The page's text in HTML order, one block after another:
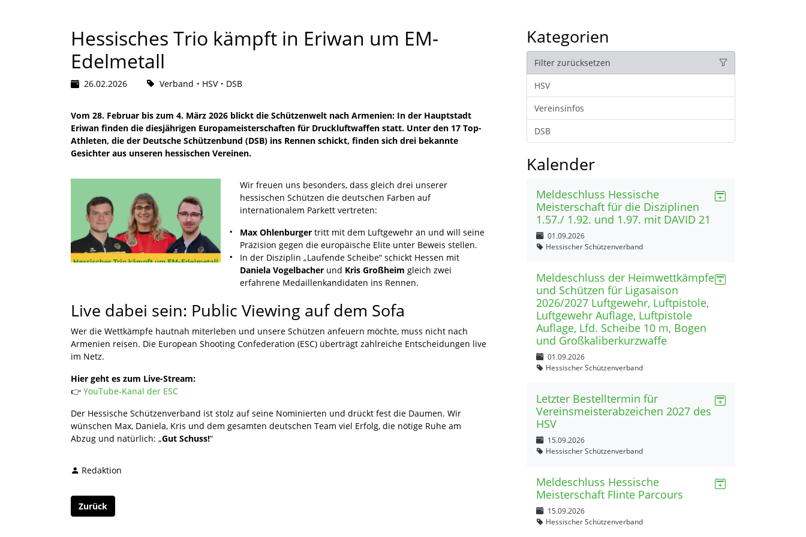
Hessisches Trio kämpft in Eriwan um EM-
Edelmetall
26.02.2026 Verband HSV DSB
Vom 28. Februar bis zum 4. März 2026 blickt die Schützenwelt nach Armenien: In der Hauptstadt
Eriwan finden die diesjährigen Europameisterschaften für Druckluftwaffen statt. Unter den 17 Top-
Athleten, die der Deutsche Schützenbund (DSB) ins Rennen schickt, finden sich drei bekannte
Gesichter aus unseren hessischen Vereinen.
Wir freuen uns besonders, dass gleich drei unserer
hessischen Schützen die deutschen Farben auf
internationalem Parkett vertreten:
Max Ohlenburger tritt mit dem Luftgewehr an und will seine
Präzision gegen die europäische Elite unter Beweis stellen.
In der Disziplin „Laufende Scheibe“ schickt Hessen mit
Daniela Vogelbacher und Kris Großheim gleich zwei
erfahrene Medaillenkandidaten ins Rennen.
Live dabei sein: Public Viewing auf dem Sofa
Wer die Wettkämpfe hautnah miterleben und unsere Schützen anfeuern möchte, muss nicht nach
Armenien reisen. Die European Shooting Confederation (ESC) überträgt zahlreiche Entscheidungen live
im Netz.
Hier geht es zum Live-Stream:
👉 YouTube-Kanal der ESC
Der Hessische Schützenverband ist stolz auf seine Nominierten und drückt fest die Daumen. Wir
wünschen Max, Daniela, Kris und dem gesamten deutschen Team viel Erfolg, die nötige Ruhe am
Abzug und natürlich: „Gut Schuss!“
Redaktion
Zurück
Kategorien
Filter zurücksetzen
HSV
Vereinsinfos
DSB
Kalender
Meldeschluss Hessische
Meisterschaft für die Disziplinen
1.57./ 1.92. und 1.97. mit DAVID 21
01.09.2026
Hessischer Schützenverband
Meldeschluss der Heimwettkämpfe
und Schützen für Ligasaison
2026/2027 Luftgewehr, Luftpistole,
Luftgewehr Auflage, Luftpistole
Auflage, Lfd. Scheibe 10 m, Bogen
und Großkaliberkurzwaffe
01.09.2026
Hessischer Schützenverband
Letzter Bestelltermin für
Vereinsmeisterabzeichen 2027 des
HSV
15.09.2026
Hessischer Schützenverband
Meldeschluss Hessische
Meisterschaft Flinte Parcours
15.09.2026
Hessischer Schützenverband